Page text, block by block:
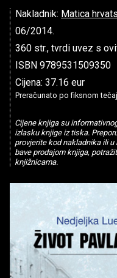
Nakladnik: Matica
06/2014.
360 str., tvrdi uvez s
ISBN 9789531509350
Cijena: 37.16 eur
Preračunato po fiksnom
Cijene knjiga su
izlasku knjige iz tiska.
provjerite kod nakladnika ili
bave prodajom knjiga,
knjižnicama.